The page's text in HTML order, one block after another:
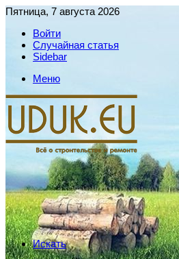
Пятница, 7 августа 2026
Войти
Случайная статья
Sidebar
Меню
Искать